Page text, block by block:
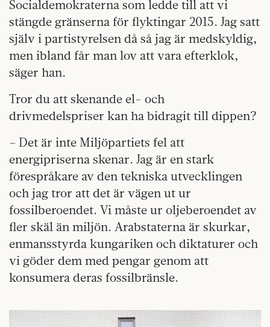
Socialdemokraterna som ledde till att vi
stängde gränserna för flyktingar 2015. Jag satt
själv i partistyrelsen då så jag är medskyldig,
men ibland får man lov att vara efterklok,
säger han.
Tror du att skenande el- och
drivmedelspriser kan ha bidragit till dippen?
– Det är inte Miljöpartiets fel att
energipriserna skenar. Jag är en stark
förespråkare av den tekniska utvecklingen
och jag tror att det är vägen ut ur
fossilberoendet. Vi måste ur oljeberoendet av
fler skäl än miljön. Arabstaterna är skurkar,
enmansstyrda kungariken och diktaturer och
vi göder dem med pengar genom att
konsumera deras fossilbränsle.